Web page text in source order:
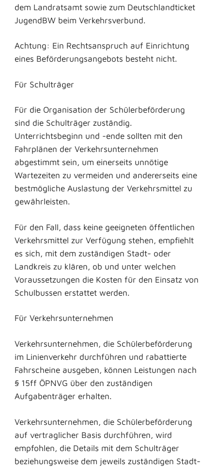
dem Landratsamt sowie zum Deutschlandticket
JugendBW beim Verkehrsverbund.
Achtung: Ein Rechtsanspruch auf Einrichtung
eines Beförderungsangebots besteht nicht.
Für Schulträger
Für die Organisation der Schülerbeförderung
sind die Schulträger zuständig.
Unterrichtsbeginn und -ende sollten mit den
Fahrplänen der Verkehrsunternehmen
abgestimmt sein, um einerseits unnötige
Wartezeiten zu vermeiden und andererseits eine
bestmögliche Auslastung der Verkehrsmittel zu
gewährleisten.
Für den Fall, dass keine geeigneten öffentlichen
Verkehrsmittel zur Verfügung stehen, empfiehlt
es sich, mit dem zuständigen Stadt- oder
Landkreis zu klären, ob und unter welchen
Voraussetzungen die Kosten für den Einsatz von
Schulbussen erstattet werden.
Für Verkehrsunternehmen
Verkehrsunternehmen, die Schülerbeförderung
im Linienverkehr durchführen und rabattierte
Fahrscheine ausgeben, können Leistungen nach
§ 15ff ÖPNVG über den zuständigen
Aufgabenträger erhalten.
Verkehrsunternehmen, die Schülerbeförderung
auf vertraglicher Basis durchführen, wird
empfohlen, die Details mit dem Schulträger
beziehungsweise dem jeweils zuständigen Stadt-